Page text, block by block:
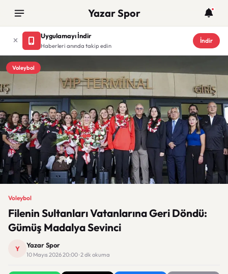
Yazar Spor
Uygulamayı İndir
Haberleri anında takip edin
İndir
Voleybol
Voleybol
Filenin Sultanları Vatanlarına Geri Döndü:
Gümüş Madalya Sevinci
Y Yazar Spor
10 Mayıs 2026 20:00 · 2 dk okuma